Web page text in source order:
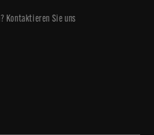
Kontaktieren Sie uns